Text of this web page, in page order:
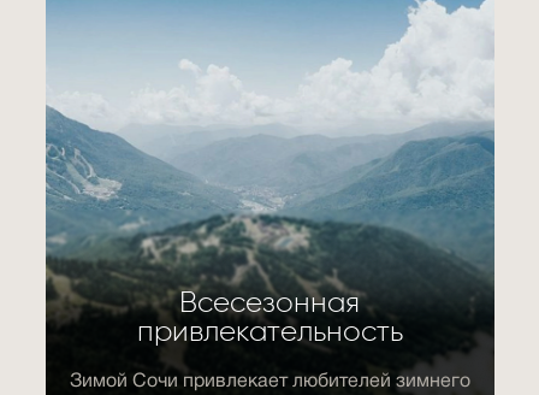
Зимой Сочи привлекает любителей зимнего
Всесезонная
привлекательность